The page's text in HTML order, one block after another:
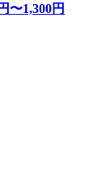
円〜1,300円